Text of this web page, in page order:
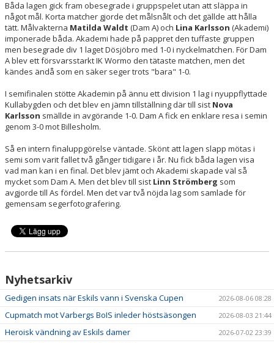
Båda lagen gick fram obesegrade i gruppspelet utan att släppa in
något mål. Korta matcher gjorde det målsnålt och det gällde att hålla
tätt. Målvakterna Matilda Waldt (Dam A) och Lina Karlsson (Akademi)
imponerade båda. Akademi hade på pappret den tuffaste gruppen
men besegrade div 1 laget Dösjöbro med 1-0 i nyckelmatchen. För Dam
A blev ett försvarsstarkt IK Wormo den tätaste matchen, men det
kändes ändå som en säker seger trots "bara" 1-0.
I semifinalen stötte Akademin på ännu ett division 1 lag i nyuppflyttade
Kullabygden och det blev en jämn tillställning där till sist Nova
Karlsson smällde in avgörande 1-0. Dam A fick en enklare resa i semin
genom 3-0 mot Billesholm.
Så en intern finaluppgörelse väntade. Skönt att lagen slapp mötas i
semi som varit fallet två gånger tidigare i år. Nu fick båda lagen visa
vad man kan i en final. Det blev jämt och Akademi skapade väl så
mycket som Dam A. Men det blev till sist Linn Strömberg som
avgjorde till As fördel. Men det var två nöjda lag som samlade för
gemensam segerfotografering.
Nyhetsarkiv
Gedigen insats när Eskils vann i Svenska Cupen 2026-08-06 08:28
Cupmatch mot Varbergs BoIS inleder höstsäsongen 2026-08-03 21:44
Heroisk vändning av Eskils damer 2026-07-02 23:39